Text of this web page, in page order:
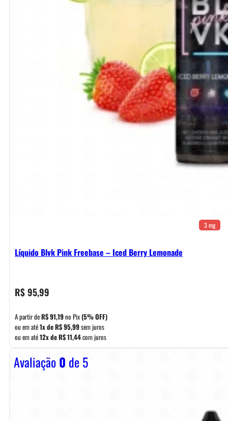
3 mg
Líquido Blvk Pink Freebase – Iced Berry Lemonade
R$95,99
A partir deR$91,19no Pix(5% OFF)
ou em até1x deR$95,99sem juros
ou em até12x deR$11,44com juros
Avaliação0 de 5